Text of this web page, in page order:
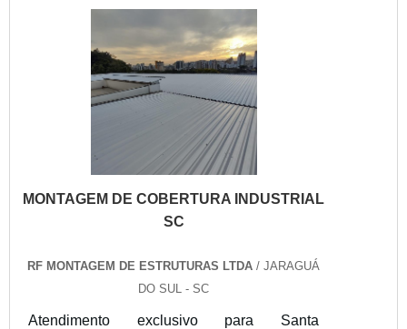
metálicas Santa Catarina, na RF Montagem
de Estruturas Ltd...
MONTAGEM DE COBERTURA INDUSTRIAL
SC
RF MONTAGEM DE ESTRUTURAS LTDA / JARAGUÁ
DO SUL - SC
Atendimento exclusivo para Santa